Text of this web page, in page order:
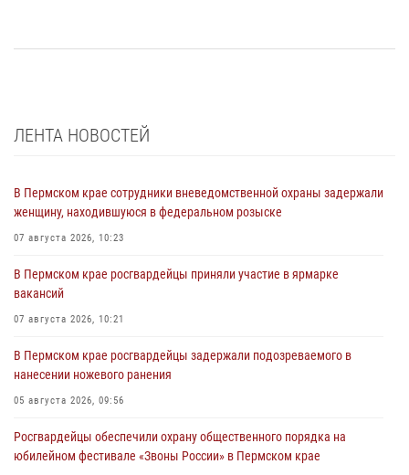
ЛЕНТА НОВОСТЕЙ
В Пермском крае сотрудники вневедомственной охраны задержали
женщину, находившуюся в федеральном розыске
07 августа 2026, 10:23
В Пермском крае росгвардейцы приняли участие в ярмарке
вакансий
07 августа 2026, 10:21
В Пермском крае росгвардейцы задержали подозреваемого в
нанесении ножевого ранения
05 августа 2026, 09:56
Росгвардейцы обеспечили охрану общественного порядка на
юбилейном фестивале «Звоны России» в Пермском крае